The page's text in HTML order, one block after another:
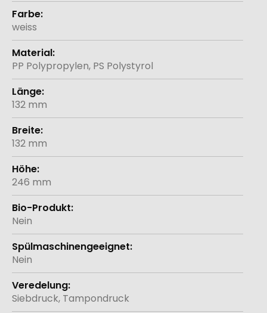
weiss
PP Polypropylen, PS Polystyrol
132 mm
132 mm
246 mm
Nein
Nein
Siebdruck, Tampondruck